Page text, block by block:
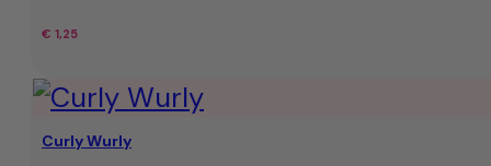
€ 1,25
Curly Wurly